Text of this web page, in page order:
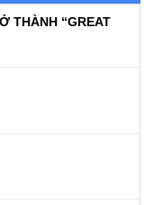
THÀNH “GREAT